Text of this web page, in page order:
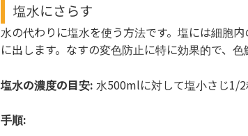
塩水にさらす
水の代わりに塩水を使う方法です。塩には細胞
に出します。なすの変色防止に特に効果的で、色
塩水の濃度の目安: 水500mlに対して塩小さじ1/2
手順: